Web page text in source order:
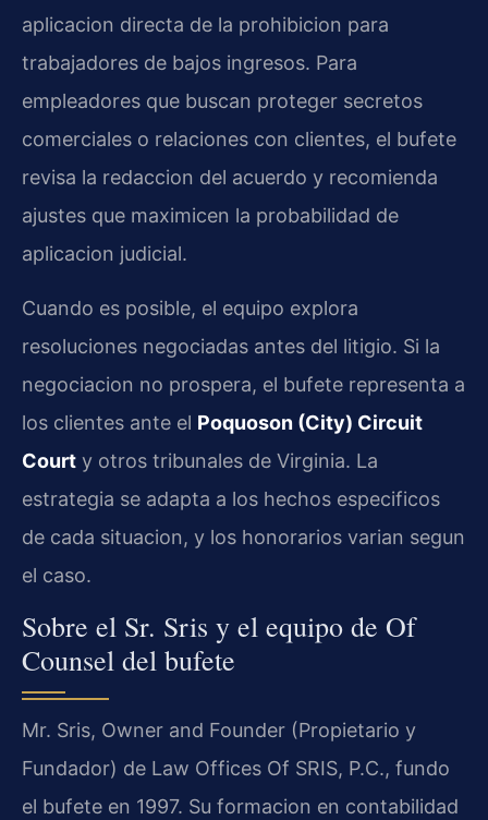
aplicacion directa de la prohibicion para
trabajadores de bajos ingresos. Para
empleadores que buscan proteger secretos
comerciales o relaciones con clientes, el bufete
revisa la redaccion del acuerdo y recomienda
ajustes que maximicen la probabilidad de
aplicacion judicial.
Cuando es posible, el equipo explora
resoluciones negociadas antes del litigio. Si la
negociacion no prospera, el bufete representa a
los clientes ante el Poquoson (City) Circuit
Court y otros tribunales de Virginia. La
estrategia se adapta a los hechos especificos
de cada situacion, y los honorarios varian segun
el caso.
Sobre el Sr. Sris y el equipo de Of
Counsel del bufete
Mr. Sris, Owner and Founder (Propietario y
Fundador) de Law Offices Of SRIS, P.C., fundo
el bufete en 1997. Su formacion en contabilidad